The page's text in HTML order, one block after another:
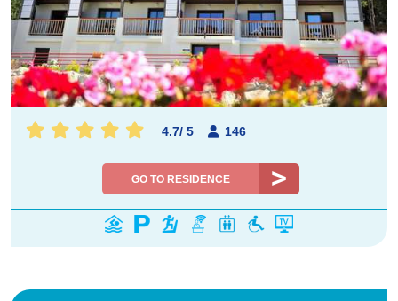
4.7/ 5 146
GO TO RESIDENCE